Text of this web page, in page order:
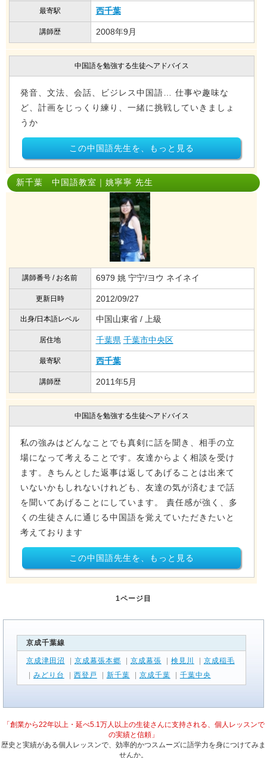
最寄駅 西千葉
講師歴 2008年9月
中国語を勉強する生徒へアドバイス
発音、文法、会話、ビジレス中国語… 仕事や趣味な
ど、計画をじっくり練り、一緒に挑戦していきましょ
うか
この中国語先生を、もっと見る
新千葉 中国語教室｜姚寧寧 先生
講師番号 / お名前 6979 姚 宁宁/ヨウ ネイネイ
更新日時 2012/09/27
出身/日本語レベル 中国山東省 / 上級
居住地 千葉県 千葉市中央区
最寄駅 西千葉
講師歴 2011年5月
中国語を勉強する生徒へアドバイス
私の強みはどんなことでも真剣に話を聞き、相手の立
場になって考えることです。友達からよく相談を受け
ます。きちんとした返事は返してあげることは出来て
いないかもしれないけれども、友達の気が済むまで話
を聞いてあげることにしています。 責任感が強く、多
くの生徒さんに通じる中国語を覚えていただきたいと
考えております
この中国語先生を、もっと見る
1ページ目
京成千葉線
京成津田沼 | 京成幕張本郷 | 京成幕張 | 検見川 | 京成稲毛
| みどり台 | 西登戸 | 新千葉 | 京成千葉 | 千葉中央
「創業から22年以上・延べ5.1万人以上の生徒さんに支持される、個人レッスンで
の実績と信頼」
歴史と実績がある個人レッスンで、効率的かつスムーズに語学力を身につけてみま
せんか。